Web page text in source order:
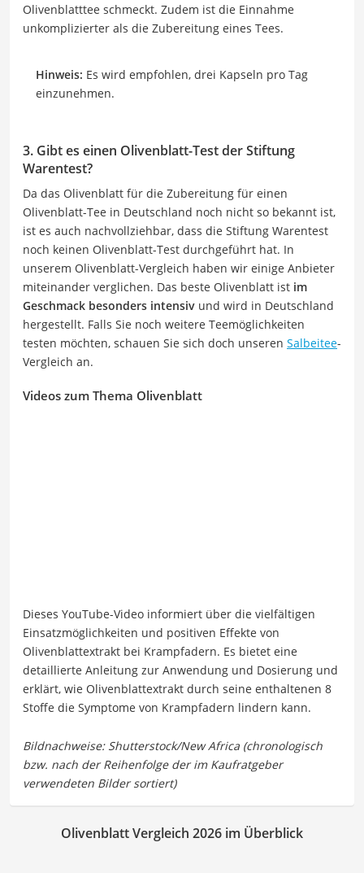
Olivenblatttee schmeckt. Zudem ist die Einnahme
unkomplizierter als die Zubereitung eines Tees.
Hinweis: Es wird empfohlen, drei Kapseln pro Tag
einzunehmen.
3. Gibt es einen Olivenblatt-Test der Stiftung
Warentest?
Da das Olivenblatt für die Zubereitung für einen
Olivenblatt-Tee in Deutschland noch nicht so bekannt ist,
ist es auch nachvollziehbar, dass die Stiftung Warentest
noch keinen Olivenblatt-Test durchgeführt hat. In
unserem Olivenblatt-Vergleich haben wir einige Anbieter
miteinander verglichen. Das beste Olivenblatt ist im
Geschmack besonders intensiv und wird in Deutschland
hergestellt. Falls Sie noch weitere Teemöglichkeiten
testen möchten, schauen Sie sich doch unseren Salbeitee-
Vergleich an.
Videos zum Thema Olivenblatt
Dieses YouTube-Video informiert über die vielfältigen
Einsatzmöglichkeiten und positiven Effekte von
Olivenblattextrakt bei Krampfadern. Es bietet eine
detaillierte Anleitung zur Anwendung und Dosierung und
erklärt, wie Olivenblattextrakt durch seine enthaltenen 8
Stoffe die Symptome von Krampfadern lindern kann.
Olivenblatt Vergleich 2026 im Überblick